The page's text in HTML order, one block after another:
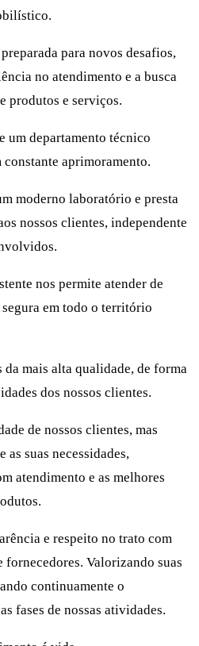
para novos desafios,
no atendimento e a busca
produtos e serviços.
um departamento técnico
aprimoramento.
moderno laboratório e presta
nossos clientes, independente
nos permite atender de
em todo o território
da mais alta qualidade, de forma
dos nossos clientes.
de nossos clientes, mas
suas necessidades,
atendimento e as melhores
e respeito no trato com
fornecedores. Valorizando suas
continuamente o
fases de nossas atividades.